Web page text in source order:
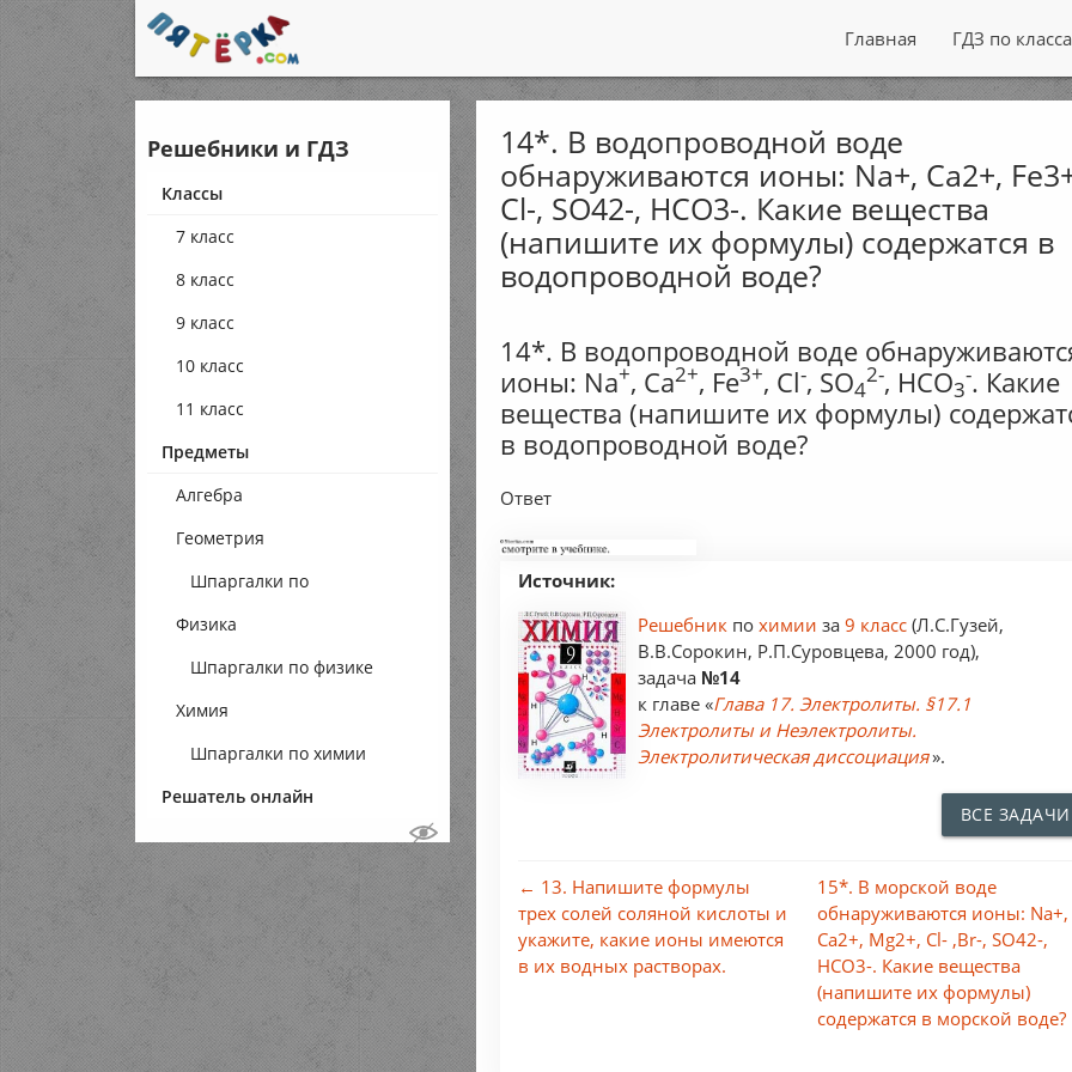
Главная ГДЗ по
Решебники и ГДЗ
Классы
7 класс
8 класс
9 класс
10 класс
11 класс
Предметы
Алгебра
Геометрия
Шпаргалки по
геометрии
Физика
Шпаргалки по физике
Химия
Шпаргалки по химии
Решатель онлайн
14*. В водопроводной воде
обнаруживаются ионы: Na+, Са2+,
Cl-, SO42-, HCO3-. Какие вещества
(напишите их формулы) содержатся в
водопроводной воде?
14*. В водопроводной воде
ионы: Na+, Са2+, Fe3+, Cl-, SO4
2-, HCO3
-. Какие
вещества (напишите их формулы)
в водопроводной воде?
Ответ
Источник:
Решебник похимииза9 класс (Л.С.Гузей,
В.В.Сорокин, Р.П.Суровцева, 2000 год),
задача №14
к главе «Глава 17. Электролиты. §17.1
Электролиты и Неэлектролиты.
Электролитическая диссоциация».
ВСЕ ЗАДАЧИ
← 13. Напишите формулы
трех солей соляной кислоты и
укажите, какие ионы имеются
в их водных растворах.
15*. В морской воде
обнаруживаются ионы: Na+,
Са2+, Mg2+, Cl- ,Br-, SO42-,
HCO3-. Какие вещества
(напишите их формулы)
содержатся в морской